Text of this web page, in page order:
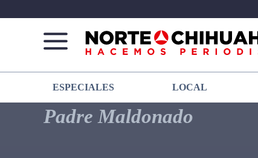
Norte
De
Chihuahua
Más
que
noticias,
hacemos periodismo
ESPECIALES LOCAL
Padre Maldonado